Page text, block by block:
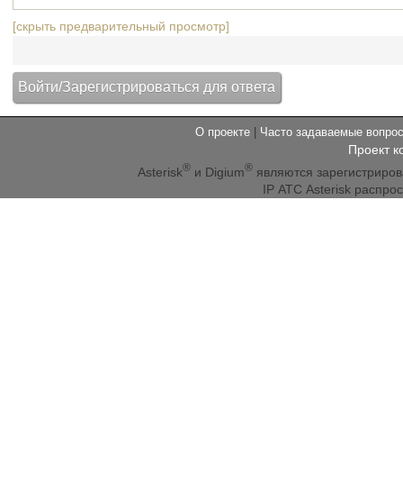
[скрыть предварительный просмотр]
О проекте Часто задаваемые
Проект
Asterisk® и Digium® являются
IP АТС Asterisk